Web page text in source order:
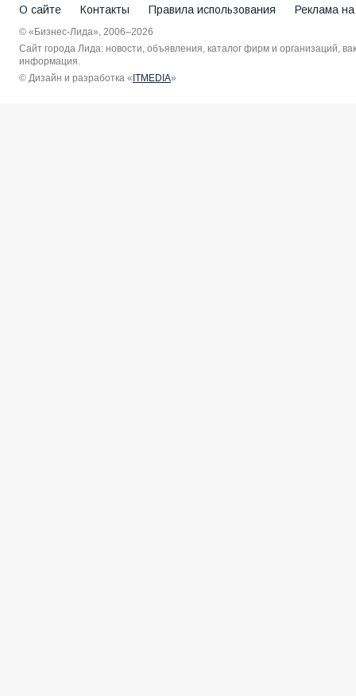
О сайте Контакты Правила использования Реклама
© «Бизнес-Лида», 2006–2026
Сайт города Лида: новости, объявления, каталог фирм и организаций,
информация.
© Дизайн и разработка «ITMEDIA»